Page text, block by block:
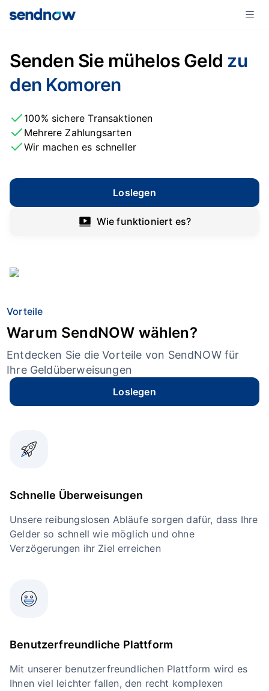
Senden Sie mühelos Geld zu
den Komoren
100% sichere Transaktionen
Mehrere Zahlungsarten
Wir machen es schneller
Loslegen
Wie funktioniert es?
Vorteile
Warum SendNOW wählen?
Entdecken Sie die Vorteile von SendNOW für
Ihre Geldüberweisungen
Loslegen
Schnelle Überweisungen
Unsere reibungslosen Abläufe sorgen dafür, dass Ihre
Gelder so schnell wie möglich und ohne
Verzögerungen ihr Ziel erreichen
Benutzerfreundliche Plattform
Mit unserer benutzerfreundlichen Plattform wird es
Ihnen viel leichter fallen, den recht komplexen